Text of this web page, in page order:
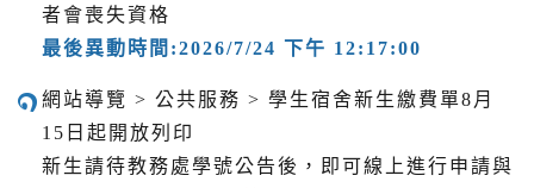
者會喪失資格
最後異動時間:2026/7/24 下午 12:17:00
網站導覽 > 公共服務 > 學生宿舍新生繳費單8月
15日起開放列印
新生請待教務處學號公告後，即可線上進行申請與